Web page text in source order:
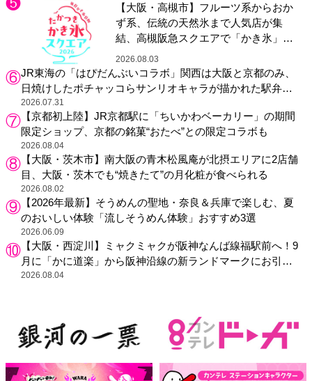
【大阪・高槻市】フルーツ系からおか
ず系、伝統の天然氷まで人気店が集
結、高槻阪急スクエアで「かき氷」祭
り
2026.08.03
JR東海の「はぴだんぶいコラボ」関西は大阪と京都のみ、
日焼けしたポチャッコらサンリオキャラが描かれた駅弁や
グッズが登場
2026.07.31
【京都初上陸】JR京都駅に「ちいかわベーカリー」の期間
限定ショップ、京都の銘菓“おたべ”との限定コラボも
2026.08.04
【大阪・茨木市】南大阪の青木松風庵が北摂エリアに2店舗
目、大阪・茨木でも“焼きたて”の月化粧が食べられる
2026.08.02
【2026年最新】そうめんの聖地・奈良＆兵庫で楽しむ、夏
のおいしい体験「流しそうめん体験」おすすめ3選
2026.06.09
【大阪・西淀川】ミャクミャクが阪神なんば線福駅前へ！9
月に「かに道楽」から阪神沿線の新ランドマークにお引っ
越し
2026.08.04